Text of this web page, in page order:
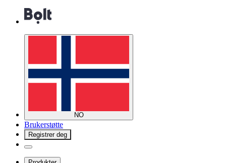
NO
Brukerstøtte
Registrer deg